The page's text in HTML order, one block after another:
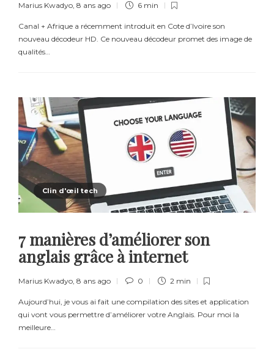
Marius Kwadyo, 8 ans ago 6 min
Canal + Afrique a récemment introduit en Cote d’Ivoire son
nouveau décodeur HD. Ce nouveau décodeur promet des image de
qualités…
Clin d'œil tech
7 manières d’améliorer son
anglais grâce à internet
Marius Kwadyo, 8 ans ago 0 2 min
Aujourd’hui, je vous ai fait une compilation des sites et application
qui vont vous permettre d’améliorer votre Anglais. Pour moi la
meilleure…